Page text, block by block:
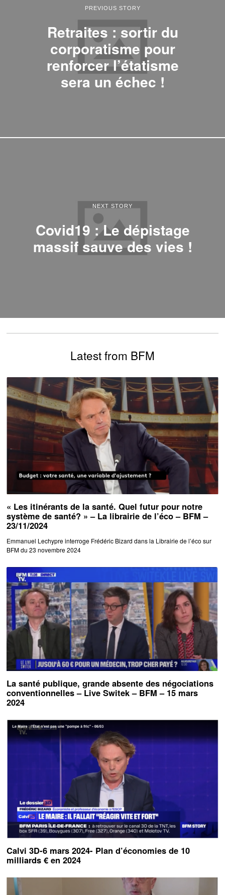
PREVIOUS STORY
Retraites : sortir du
corporatisme pour
renforcer l’étatisme
sera un échec !
NEXT STORY
Covid19 : Le dépistage
massif sauve des vies !
Latest from BFM
« Les itinérants de la santé. Quel futur pour notre
système de santé? » – La librairie de l’éco – BFM –
23/11/2024
Emmanuel Lechypre interroge Frédéric Bizard dans la Librairie de l’éco sur
BFM du 23 novembre 2024
La santé publique, grande absente des négociations
conventionnelles – Live Switek – BFM – 15 mars
2024
Calvi 3D-6 mars 2024- Plan d’économies de 10
milliards € en 2024